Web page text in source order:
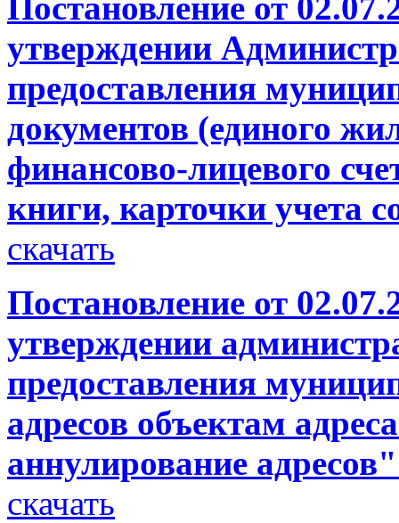
утверждении
предоставления
документов (единого
финансово-лицевого
книги, карточки учета
скачать
Постановление от
утверждении
предоставления
адресов объектам
аннулирование
скачать